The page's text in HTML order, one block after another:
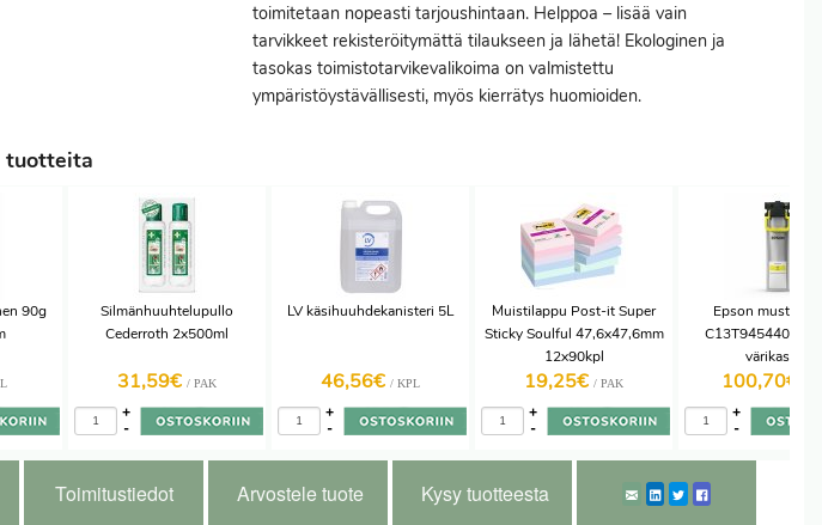
toimitetaan nopeasti tarjoushintaan. Helppoa – lisää vain
tarvikkeet rekisteröitymättä tilaukseen ja lähetä! Ekologinen ja
tasokas toimistotarvikevalikoima on valmistettu
ympäristöystävällisesti, myös kierrätys huomioiden.
tuotteita
90g
Silmänhuuhtelupullo
Cederroth 2x500ml
31,59€ / PAK
-
+
LV käsihuuhdekanisteri 5L
46,56€ / KPL
-
+
Muistilappu Post-it Super
Sticky Soulful 47,6x47,6mm
12x90kpl
19,25€ / PAK
-
+
Epson muste
C13T945440
värikasetti
100,70€
-
+
Toimitustiedot Arvostele tuote Kysy tuotteesta